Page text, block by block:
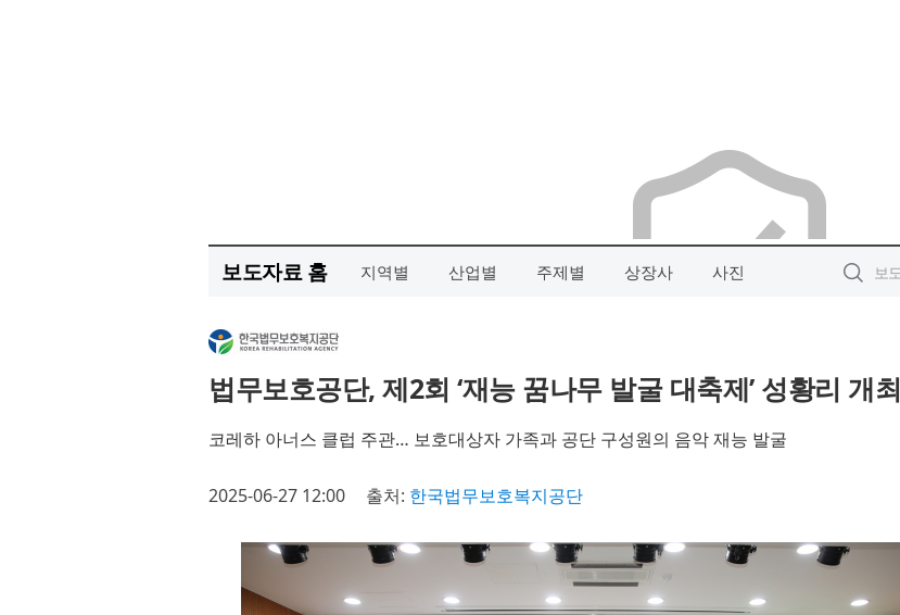
보도자료 홈 지역별 산업별 주제별 상장사 사진
법무보호공단, 제2회 ‘재능 꿈나무 발굴 대축제’ 성황리 개최
코레하 아너스 클럽 주관… 보호대상자 가족과 공단 구성원의 음악 재능 발굴
2025-06-27 12:00 출처: 한국법무보호복지공단